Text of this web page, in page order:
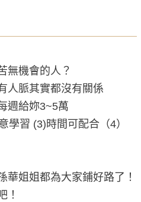
無機會的人？
人脈其實都沒有關係
週給妳3~5萬
學習 (3)時間可配合（4）
華姐姐都為大家鋪好路了！
！